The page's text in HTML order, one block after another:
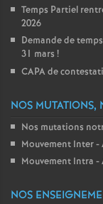
Temps Partiel
2026
Demande de
31 mars !
CAPA de
NOS MUTATIONS,
Nos mutations
Mouvement Inter -
Mouvement Intra -
NOS